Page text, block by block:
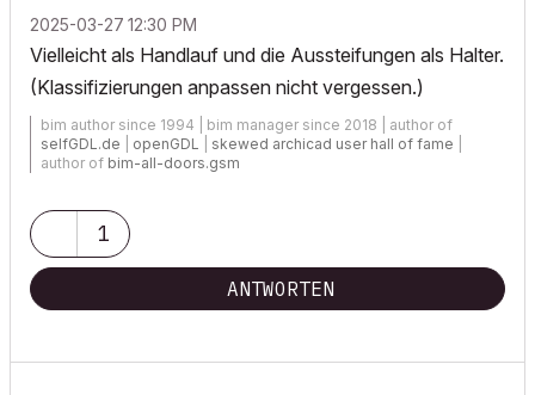
‎2025-03-27 12:30 PM
Vielleicht als Handlauf und die Aussteifungen als Halter.
(Klassifizierungen anpassen nicht vergessen.)
bim author since 1994 | bim manager since 2018 | author of
selfGDL.de
openGDL skewed archicad user hall of fame
author of bim-all-doors.gsm
1
ANTWORTEN